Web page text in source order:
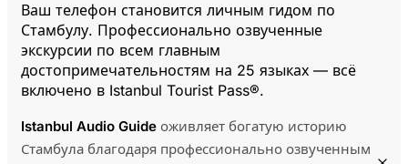
Ваш телефон становится личным гидом по
Стамбулу. Профессионально озвученные
экскурсии по всем главным
достопримечательностям на 25 языках — всё
включено в Istanbul Tourist Pass®.
Istanbul Audio Guide оживляет богатую историю
Стамбула благодаря профессионально озвученным